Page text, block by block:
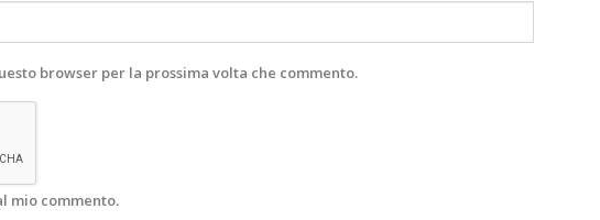
browser per la prossima volta che commento.
mio commento.